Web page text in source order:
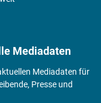
Mediadaten
Mediadaten für
Presse und